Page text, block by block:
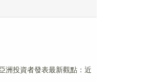
洲投資者發表最新觀點：近